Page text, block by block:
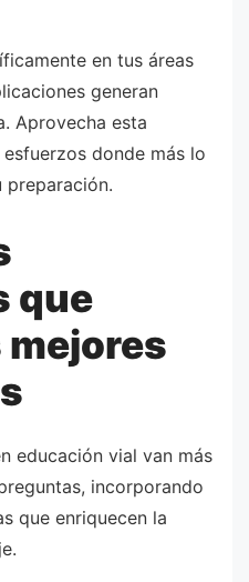
en tus áreas
generan
Aprovecha esta
donde más lo
preparación.
que
educación vial van más
incorporando
que enriquecen la